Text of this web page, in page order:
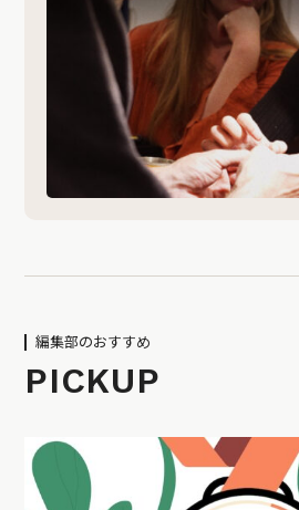
編集部のおすすめ
PICKUP